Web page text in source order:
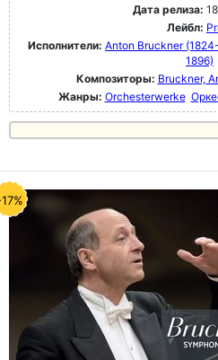
Дата релиза:
Лейбл:
Исполнители: Anton Bruckner
1896)
Композиторы: Bruckner,
Жанры: Orchesterwerke